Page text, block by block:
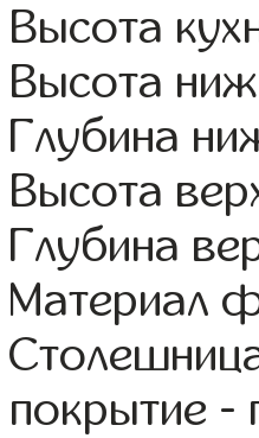
Высота
Высота
Глубина
Высота
Глубина
Материал
покрытие -